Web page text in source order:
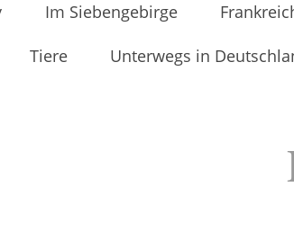
Im Siebengebirge
Tiere Unterwegs in